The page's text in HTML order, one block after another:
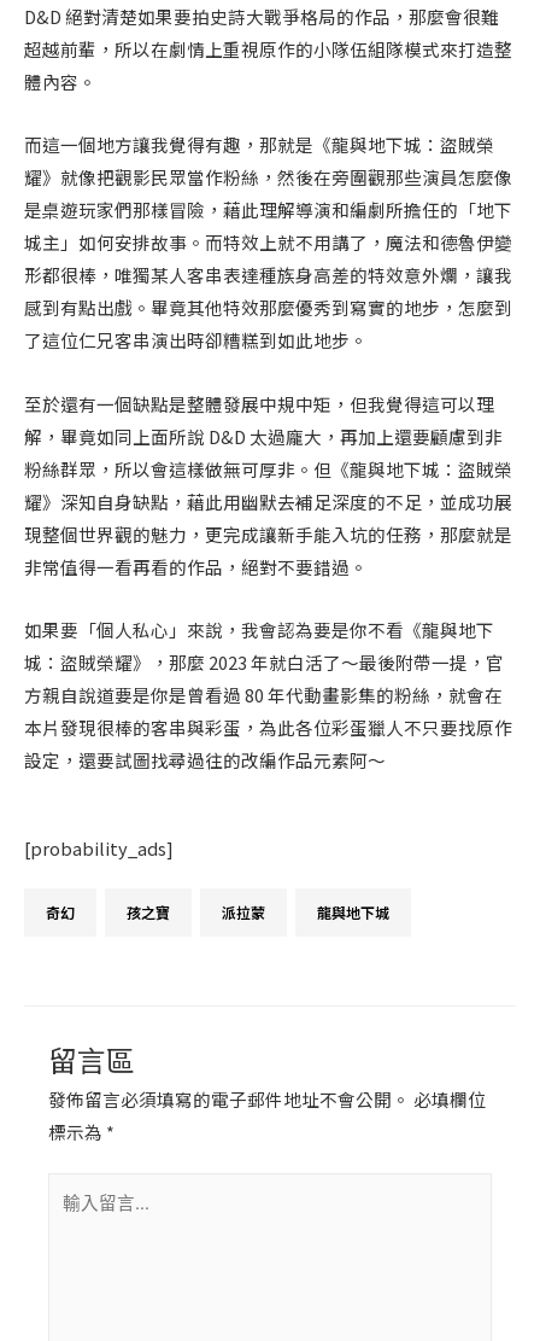
D&D 絕對清楚如果要拍史詩大戰爭格局的作品，那麼會很難
超越前輩，所以在劇情上重視原作的小隊伍組隊模式來打造整
體內容。
而這一個地方讓我覺得有趣，那就是《龍與地下城：盜賊榮
耀》就像把觀影民眾當作粉絲，然後在旁圍觀那些演員怎麼像
是桌遊玩家們那樣冒險，藉此理解導演和編劇所擔任的「地下
城主」如何安排故事。而特效上就不用講了，魔法和德魯伊變
形都很棒，唯獨某人客串表達種族身高差的特效意外爛，讓我
感到有點出戲。畢竟其他特效那麼優秀到寫實的地步，怎麼到
了這位仁兄客串演出時卻糟糕到如此地步。
至於還有一個缺點是整體發展中規中矩，但我覺得這可以理
解，畢竟如同上面所說 D&D 太過龐大，再加上還要顧慮到非
粉絲群眾，所以會這樣做無可厚非。但《龍與地下城：盜賊榮
耀》深知自身缺點，藉此用幽默去補足深度的不足，並成功展
現整個世界觀的魅力，更完成讓新手能入坑的任務，那麼就是
非常值得一看再看的作品，絕對不要錯過。
如果要「個人私心」來說，我會認為要是你不看《龍與地下
城：盜賊榮耀》，那麼 2023 年就白活了～最後附帶一提，官
方親自說道要是你是曾看過 80 年代動畫影集的粉絲，就會在
本片發現很棒的客串與彩蛋，為此各位彩蛋獵人不只要找原作
設定，還要試圖找尋過往的改編作品元素阿～
[probability_ads]
留言區
發佈留言必須填寫的電子郵件地址不會公開。 必填欄位
標示為 *